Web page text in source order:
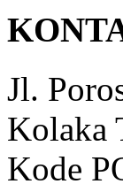
Jl.
Kolaka
Kode